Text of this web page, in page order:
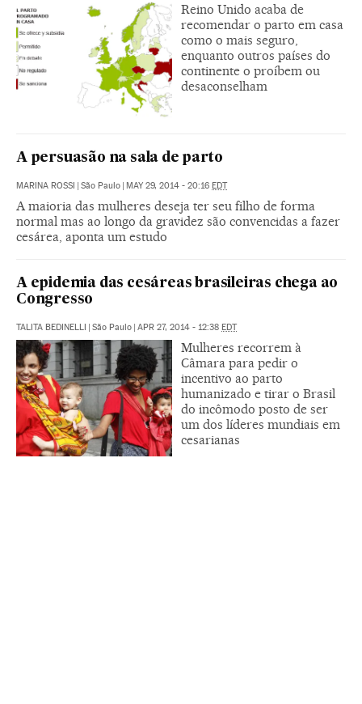
Reino Unido acaba de
recomendar o parto em casa
como o mais seguro,
enquanto outros países do
continente o proíbem ou
desaconselham
A persuasão na sala de parto
MARINA ROSSI | São Paulo | MAY 29, 2014 - 20:16 EDT
A maioria das mulheres deseja ter seu filho de forma
normal mas ao longo da gravidez são convencidas a fazer
cesárea, aponta um estudo
A epidemia das cesáreas brasileiras chega ao
Congresso
TALITA BEDINELLI | São Paulo | APR 27, 2014 - 12:38 EDT
Mulheres recorrem à
Câmara para pedir o
incentivo ao parto
humanizado e tirar o Brasil
do incômodo posto de ser
um dos líderes mundiais em
cesarianas